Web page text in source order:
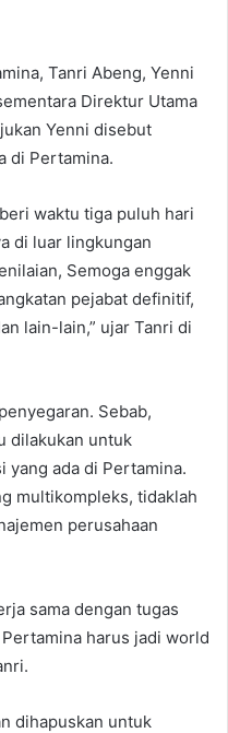
Tanri Abeng, Yenni
Direktur Utama
Yenni disebut
di Pertamina.
waktu tiga puluh hari
di luar lingkungan
Semoga enggak
pejabat definitif,
lain-lain,” ujar Tanri di
Sebab,
dilakukan untuk
yang ada di Pertamina.
multikompleks, tidaklah
perusahaan
sama dengan tugas
harus jadi world
dihapuskan untuk